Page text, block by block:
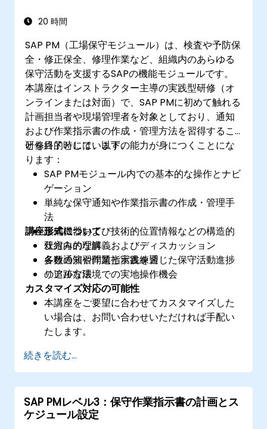
20 時間
SAP PM（工場保守モジュール）は、検査や予防保
全・修正保全、修理作業など、組織内のあらゆる
保守活動を支援するSAPの機能モジュールです。
本講座はインストラクター主導の実践型研修（オ
ンラインまたは対面）で、SAP PMに初めて触れる
計画担当者や現場管理者を対象としており、通知
および作業指示書の作成・管理方法を習得するこ
とを目的としています。
研修終了時には、以下の能力が身につくことにな
ります：
SAP PMモジュール内での基本的な操作とナビ
ゲーション
単純な保守通知や作業指示書の作成・管理手
法
設備機器および技術的位置情報などの構造的
仕組みの理解
各種通知や作業指示書を通じた保守活動進捗
の追跡方法
講座形式について
双方向的な講義およびディスカッション
多数の演習問題と実践練習
リアルな環境での実地操作機会
カスタマイズ対応の可能性
本講座をご要望に合わせてカスタマイズした
い場合は、お問い合わせいただければ手配い
たします。
続きを読む...
SAP PMレベル3：保守作業指示書の計画とス
ケジュール設定